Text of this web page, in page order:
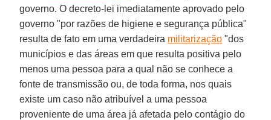
governo. O decreto-lei imediatamente aprovado pelo
governo "por razões de higiene e segurança pública"
resulta de fato em uma verdadeira militarização "dos
municípios e das áreas em que resulta positiva pelo
menos uma pessoa para a qual não se conhece a
fonte de transmissão ou, de toda forma, nos quais
existe um caso não atribuível a uma pessoa
proveniente de uma área já afetada pelo contágio do